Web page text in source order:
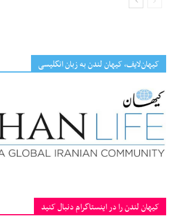
کیهان‌لایف، کیهان لندن به زبان انگلیسی
کیهان لندن را در اینستاگرام دنبال کنید